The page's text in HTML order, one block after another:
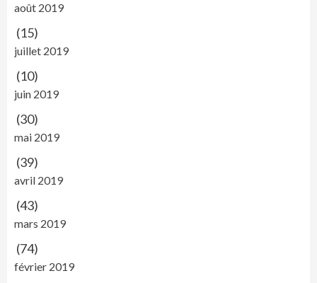
août 2019
(15)
juillet 2019
(10)
juin 2019
(30)
mai 2019
(39)
avril 2019
(43)
mars 2019
(74)
février 2019